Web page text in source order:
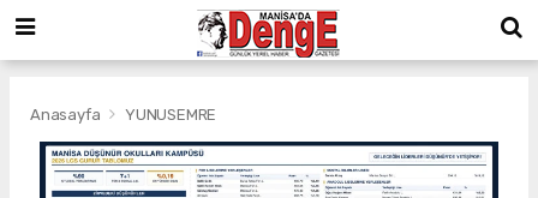
Anasayfa YUNUSEMRE